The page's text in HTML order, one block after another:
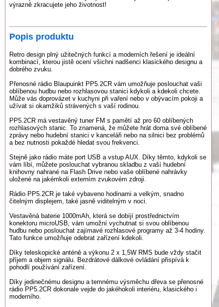
výrazně zkracujete jeho životnost!
Popis produktu
Retro design plný užitečných funkcí a moderních řešení je ideální
kombinací, kterou jistě ocení všichni nadšenci klasického designu a
dobrého zvuku.
Přenosné rádio Blaupuinkt PP5.2CR vám umožňuje poslouchat vaši
oblíbenou hudbu nebo rozhlasovou stanici kdykoli a kdekoli chcete.
Může vás doprovázet v kuchyni při vaření nebo v obývacím pokoji a
užívat si okamžiků strávených s vaší rodinou.
PP5.2CR má vestavěný tuner FM s pamětí až pro 60 oblíbených
rozhlasových stanic. To znamená, že můžete hrát doma své oblíbené
zprávy nebo hudební stanici v kanceláři nebo na silnici bez problémů
a bez nutnosti pokaždé hledat svou frekvenci.
Stejně jako rádio máte port USB a vstup AUX. Díky těmto, kdykoli se
vám líbí, můžete poslouchat vybranou skladbu z vaší hudební
knihovny nahrané na Flash Drive nebo vaše oblíbené nahrávky
uložené na jakémkoli externím zvukovém zdroji.
Rádio PP5.2CR je také vybaveno hodinami a velkým, snadno
čitelným displejem, také jasně viditelným v noci.
Vestavěná baterie 1000mAh, která se dobíjí prostřednictvím
konektoru microUSB, vám umožní vychutnat si svou oblíbenou
hudbu nebo poslouchat zajímavé rozhlasové programy až 3-4 hodiny.
Tato funkce umožňuje odebrat zařízení kdekoli.
Díky teleskopické anténě a výkonu 2 x 1,5W RMS bude vždy stačit
příjem a objem signálu. Bezdrátové dálkové ovládání přispívá k
pohodlí používání zařízení.
Díky jedinečnému designu a temnému výsměchu dřeva se přenosné
rádio PP5.2CR dokonale vejde do jakéhokoli interiéru, klasického i
moderního.